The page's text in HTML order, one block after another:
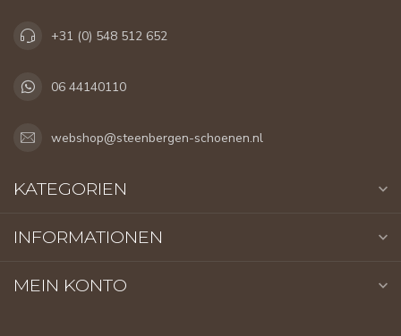
+31 (0) 548 512 652
06 44140110
webshop@steenbergen-schoenen.nl
KATEGORIEN
INFORMATIONEN
MEIN KONTO